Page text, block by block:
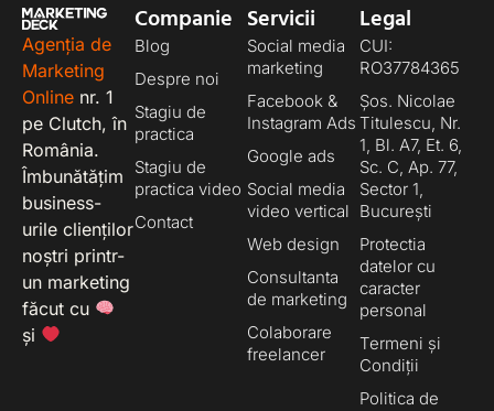
Agenția de
Marketing
Online nr. 1
pe Clutch, în
România.
Îmbunătățim
business-
urile clienților
noștri printr-
un marketing
făcut cu
și
Companie
Blog
Despre noi
Stagiu de
practica
Stagiu de
practica video
Contact
Servicii
Social media
marketing
Facebook &
Instagram Ads
Google ads
Social media
video vertical
Web design
Consultanta
de marketing
Colaborare
freelancer
Legal
CUI:
RO37784365
Șos. Nicolae
Titulescu, Nr.
1, Bl. A7, Et. 6,
Sc. C, Ap. 77,
Sector 1,
București
Protectia
datelor cu
caracter
personal
Termeni și
Condiții
Politica de